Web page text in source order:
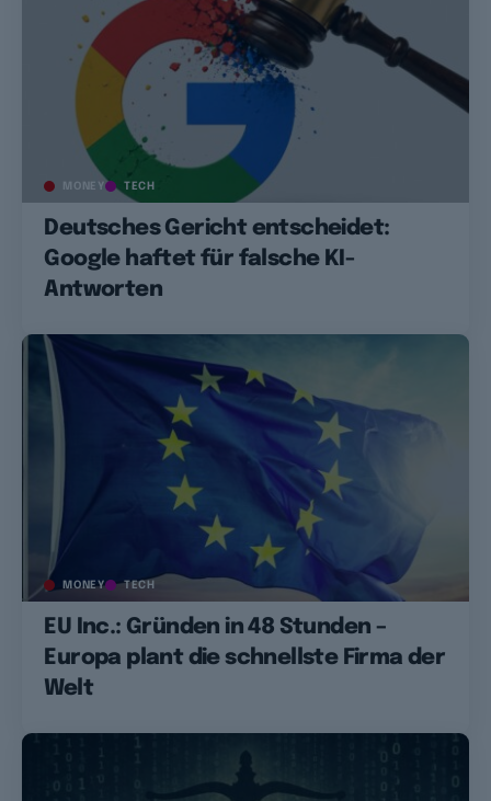
MONEY TECH
Deutsches Gericht entscheidet:
Google haftet für falsche KI-
Antworten
MONEY TECH
EU Inc.: Gründen in 48 Stunden –
Europa plant die schnellste Firma der
Welt